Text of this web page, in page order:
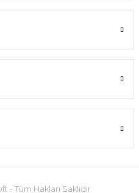
Tüm Hakları Saklıdır.